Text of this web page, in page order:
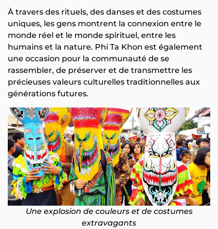
À travers des rituels, des danses et des costumes
uniques, les gens montrent la connexion entre le
monde réel et le monde spirituel, entre les
humains et la nature. Phi Ta Khon est également
une occasion pour la communauté de se
rassembler, de préserver et de transmettre les
précieuses valeurs culturelles traditionnelles aux
générations futures.
Une explosion de couleurs et de costumes
extravagants